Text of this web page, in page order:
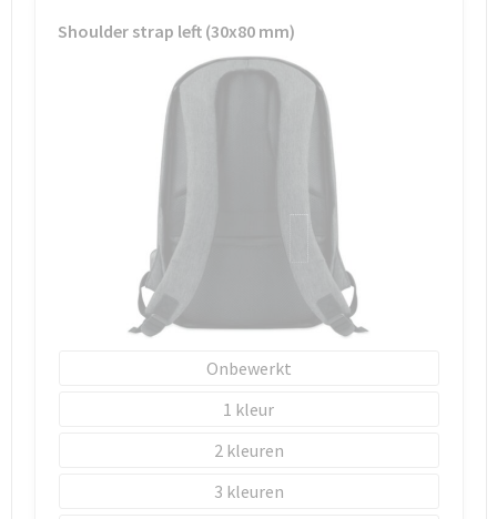
Shoulder strap left (30x80 mm)
Onbewerkt
1
2
3